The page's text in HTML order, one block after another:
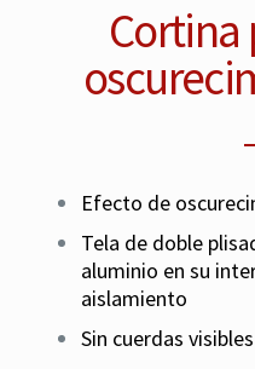
Cortina
Efecto de
Tela de doble
aluminio en su
aislamiento
Sin cuerdas visibles